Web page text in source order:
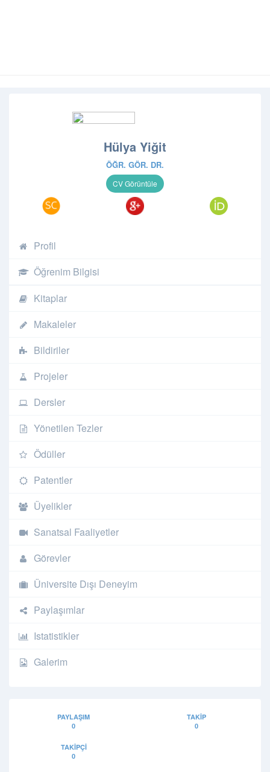
Hülya Yiğit
ÖĞR. GÖR. DR.
Profil
Öğrenim Bilgisi
Kitaplar
Makaleler
Bildiriler
Projeler
Dersler
Yönetilen Tezler
Ödüller
Patentler
Üyelikler
Sanatsal Faaliyetler
Görevler
Üniversite Dışı Deneyim
Paylaşımlar
Istatistikler
Galerim
PAYLAŞIM
0
TAKIP
0
TAKIPÇI
0